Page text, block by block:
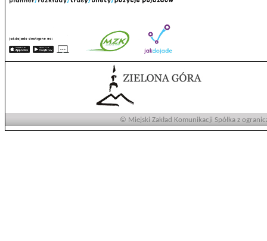
© Miejski Zakład Komunikacji Spółka z